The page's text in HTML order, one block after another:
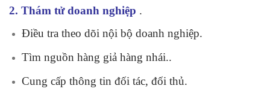
2. Thám tử doanh nghiệp .
Điều tra theo dõi nội bộ doanh nghiệp.
Tìm nguồn hàng giả hàng nhái..
Cung cấp thông tin đối tác, đối thủ.